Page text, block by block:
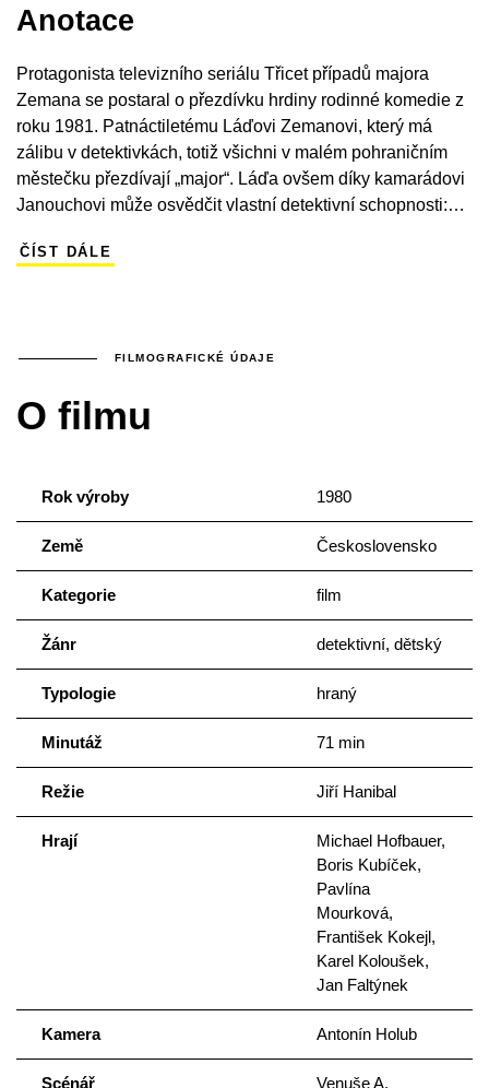
Anotace
Protagonista televizního seriálu Třicet případů majora
Zemana se postaral o přezdívku hrdiny rodinné komedie z
roku 1981. Patnáctiletému Láďovi Zemanovi, který má
zálibu v detektivkách, totiž všichni v malém pohraničním
městečku přezdívají „major“. Láďa ovšem díky kamarádovi
Janouchovi může osvědčit vlastní detektivní schopnosti:
holubářské výstavy, Rakušanovi Diesbachovi, odhalí
často spolupracoval s režisérem Jindřichem Polákem, jenž
postrachu ulice. V jedné ze svých prvních rolí se ve filmu
ČÍST DÁLE
FILMOGRAFICKÉ ÚDAJE
O filmu
Rok výroby 1980
Země Československo
Kategorie film
Žánr detektivní, dětský
Typologie hraný
Minutáž 71 min
Režie Jiří Hanibal
Hrají
Michael Hofbauer,
Boris Kubíček,
Pavlína
Mourková,
František Kokejl,
Karel Koloušek,
Jan Faltýnek
Kamera Antonín Holub
Scénář Venuše A.